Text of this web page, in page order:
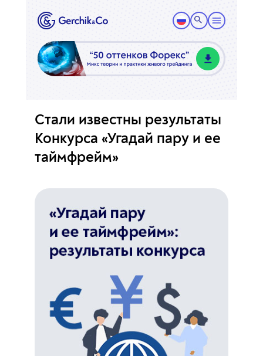
Стали известны результаты
Конкурса «Угадай пару и ее
таймфрейм»